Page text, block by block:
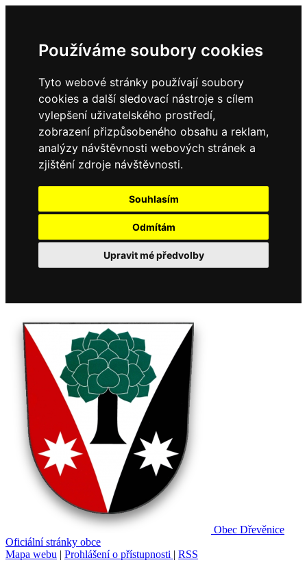
Používáme soubory cookies
Tyto webové stránky používají soubory
cookies a další sledovací nástroje s cílem
vylepšení uživatelského prostředí,
zobrazení přizpůsobeného obsahu a reklam,
analýzy návštěvnosti webových stránek a
zjištění zdroje návštěvnosti.
Souhlasím
Odmítám
Upravit mé předvolby
Obec Dřevěnice
Oficiální stránky obce
Mapa webu | Prohlášení o přístupnosti | RSS